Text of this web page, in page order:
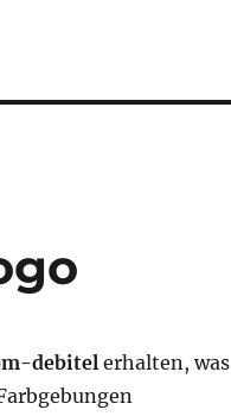
debitelerhalten, was